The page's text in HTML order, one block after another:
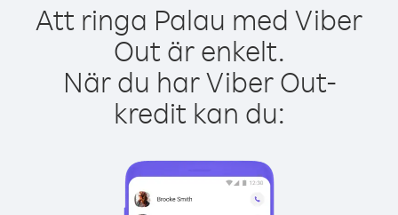
Att ringa Palau med Viber
Out är enkelt.
När du har Viber Out-
kredit kan du: